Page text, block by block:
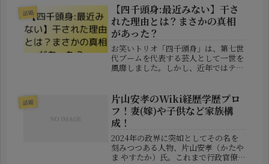
介します！BIGZAMのWiki風プロフ
ィールまずは、BIGZAMの基本...
話題
【四千頭身:最近みない】干さ
れた理由とは？まさかの真相
があった？
お笑いトリオ「四千頭身」は、第七世
代ブームを代表する芸人として一世を
風靡しました。しかし、近年ではテレ
回は四千頭身がテレビから消えた理由
について詳しく解説していきます。
【四千...
話題
片山安孝のWiki経歴学歴プロ
フ！妻(嫁)や子供など家族構
成！
2024年の政界に突如としてその名を
刻みつつある人物、片山安孝（かたや
ま やすたか）氏。これまで行政官僚